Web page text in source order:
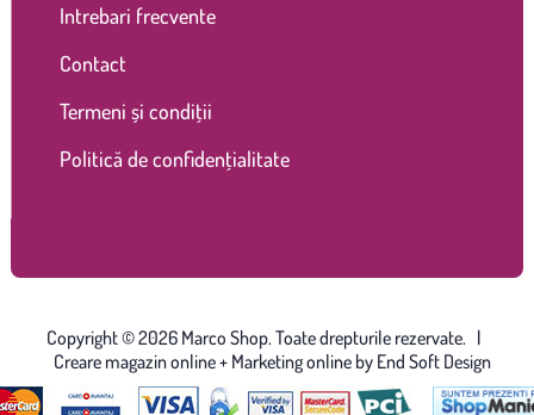
Intrebari frecvente
Contact
Termeni și condiții
Politică de confidențialitate
Copyright © 2026 Marco Shop. Toate drepturile rezervate. |
Creare magazin online+ Marketing online by End Soft Design